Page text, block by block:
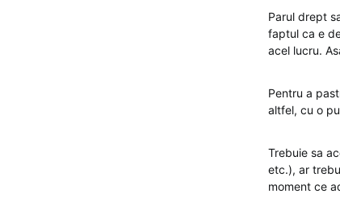
Parul drept
faptul ca e
acel lucru.
Pentru a
altfel, cu o
Trebuie sa
etc.), ar
moment ce